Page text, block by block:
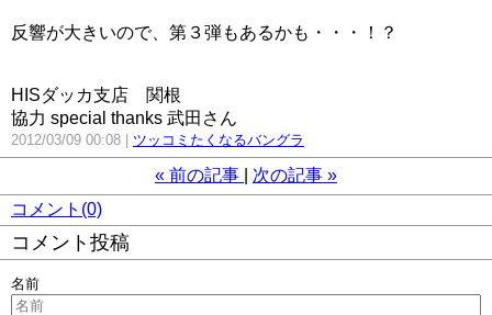
反響が大きいので、第３弾もあるかも・・・！？
HISダッカ支店 関根
協力 special thanks 武田さん
2012/03/09 00:08 ツッコミたくなるバングラ
« 前の記事 次の記事 »
コメント(0)
コメント投稿
名前